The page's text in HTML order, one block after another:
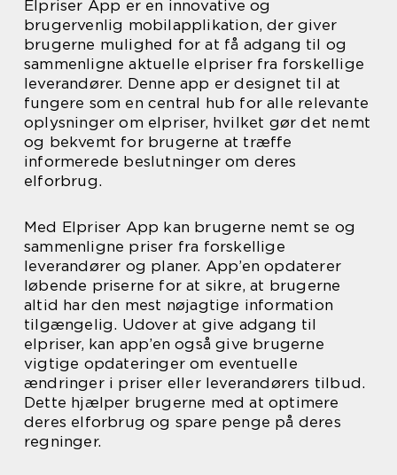
Elpriser App er en innovative og
brugervenlig mobilapplikation, der giver
brugerne mulighed for at få adgang til og
sammenligne aktuelle elpriser fra forskellige
leverandører. Denne app er designet til at
fungere som en central hub for alle relevante
oplysninger om elpriser, hvilket gør det nemt
og bekvemt for brugerne at træffe
informerede beslutninger om deres
elforbrug.
Med Elpriser App kan brugerne nemt se og
sammenligne priser fra forskellige
leverandører og planer. App’en opdaterer
løbende priserne for at sikre, at brugerne
altid har den mest nøjagtige information
tilgængelig. Udover at give adgang til
elpriser, kan app’en også give brugerne
vigtige opdateringer om eventuelle
ændringer i priser eller leverandørers tilbud.
Dette hjælper brugerne med at optimere
deres elforbrug og spare penge på deres
regninger.